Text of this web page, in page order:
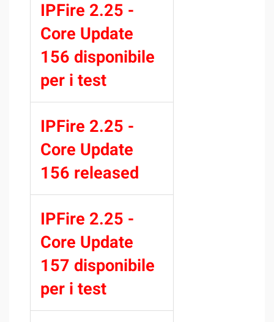
IPFire 2.25 -
Core Update
156 disponibile
per i test
IPFire 2.25 -
Core Update
156 released
IPFire 2.25 -
Core Update
157 disponibile
per i test